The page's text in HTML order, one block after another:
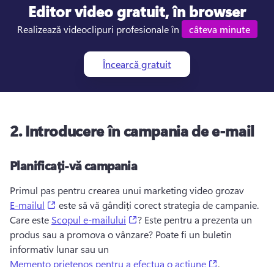
Editorvideogratuit, în browser
Realizează videoclipuri profesionale în câteva minute
Încearcă gratuit
2.Introducere în campania de e-mail
Planificați-vă campania
Primul pas pentru crearea unui marketing video grozav
E-mailul
(opens in a new tab)
Care este Scopul e-mailului (opens in a new tab)
? Este pentru a prezenta un
produs sau a promova o vânzare? Poate fi un buletin
informativ lunar sau un
Memento prietenos pentru a efectua o acțiune
.